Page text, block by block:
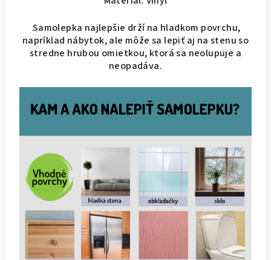
Samolepka najlepšie drží na hladkom povrchu,
napríklad nábytok, ale môže sa lepiť aj na stenu so
stredne hrubou omietkou, ktorá sa neolupuje a
neopadáva.